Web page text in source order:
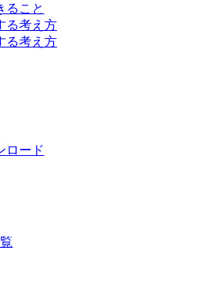
ること
る考え方
る考え方
ロード